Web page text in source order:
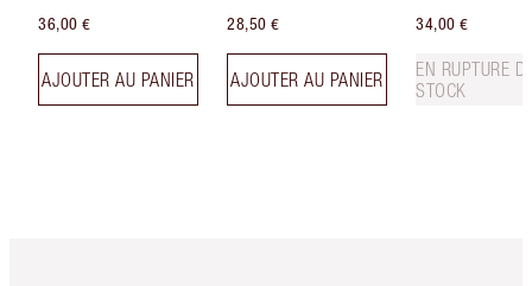
36,00 €
AJOUTER AU PANIER
28,50 €
AJOUTER AU PANIER
34,00 €
EN RUPTURE
STOCK